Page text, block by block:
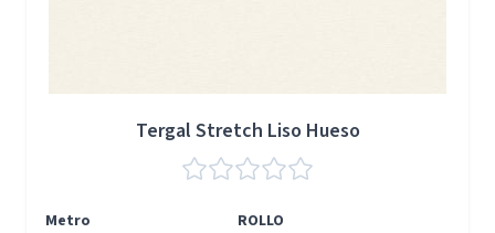
Tergal Stretch Liso Hueso
Metro
ROLLO